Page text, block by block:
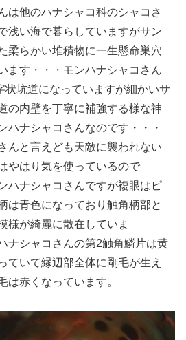
は他のハナシャコ科のシャコさ
浅い海で暮らしていますがサン
柔らかい堆積物に一生懸命巣穴
ます・・・モンハナシャコさん
状坑道になっていますが細かいサ
の内壁を丁寧に補強する様な神
ハナシャコさんなのです・・・
んと言えども天敵に襲われない
やはり気を使っているので
ハナシャコさんですが複眼はピ
は青色になっており触角柄部と
様が綺麗に散在していま
ナシャコさんの第2触角鱗片は黄
ていて縁辺部全体に剛毛が生え
は赤くなっています。